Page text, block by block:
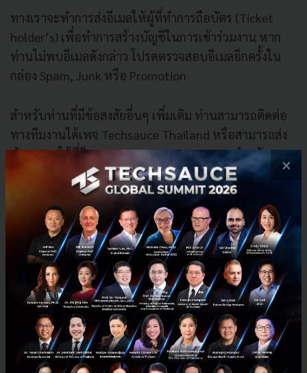
ทางเราจะทำการส่งอีเมลให้ผู้ที่ทำการถือบัตร (Ticket
holder’s) เพื่อทำการสร้างบัญชีในการเข้าร่วมงาน หาก
ท่านไม่พบอีเมลดังกล่าว โปรดตรวจสอบอีเมลอีกครั้งใน
กล่อง Spam, Junk หรือ Promotion
สำหรับท่านที่มีข้อสงสัยอื่นๆ เพิ่มเติม ท่านสามารถติดต่อ
ทางทีมงานได้เพจ Techsauce Thailand หรือสามารถส่ง
คำถามมาได้ที่อีเมลsummit@techsauce.coสำหรับ
คำถามทั่วไปticket@techsauce.coสำหรับผู้ที่ซื้อบัตร
16. หากไม่สะดวกเข้าร่วมงานครั้งนี้ สามารถเปลี่ยนชื่อผู้
เข้างาน หรือเก็บสิทธิ์ไว้ใช้ปีหน้าได้หรือไม่
หากท่านซื้อบัตรงาน Techsauce Global Summit 2020
ของช่วงวันที่ 19-20 มิถุนายน 2563 ทางเราไม่อนุญาตให้
ทำการส่งบัตรต่อหรือเปลี่ยนแปลงชื่อผู้เข้างาน ท่าน
จำเป็นต้องแจ้งความจำนงเข้ามาก่อนล่วงหน้า หากท่านไม่
×